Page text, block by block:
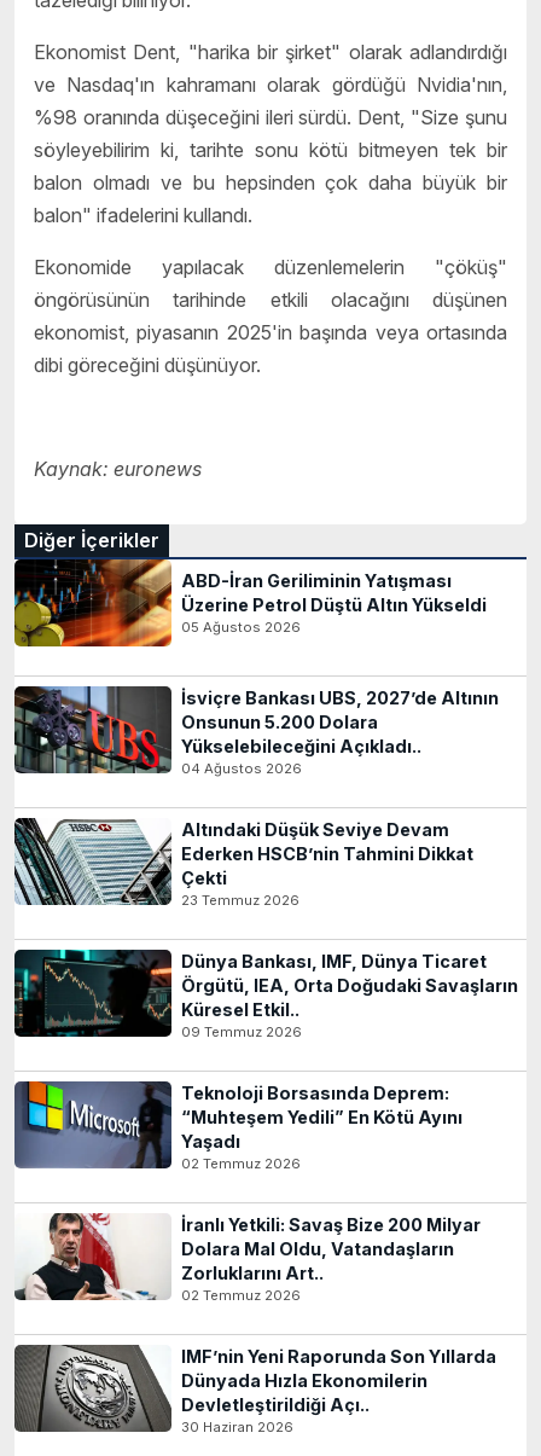
Ekonomist Dent, "harika bir şirket" olarak adlandırdığı
ve Nasdaq'ın kahramanı olarak gördüğü Nvidia'nın,
%98 oranında düşeceğini ileri sürdü. Dent, "Size şunu
söyleyebilirim ki, tarihte sonu kötü bitmeyen tek bir
balon olmadı ve bu hepsinden çok daha büyük bir
balon" ifadelerini kullandı.
Ekonomide yapılacak düzenlemelerin "çöküş"
öngörüsünün tarihinde etkili olacağını düşünen
ekonomist, piyasanın 2025'in başında veya ortasında
dibi göreceğini düşünüyor.
Kaynak: euronews
Diğer İçerikler
ABD-İran Geriliminin Yatışması
Üzerine Petrol Düştü Altın Yükseldi
05 Ağustos 2026
İsviçre Bankası UBS, 2027’de Altının
Onsunun 5.200 Dolara
Yükselebileceğini Açıkladı..
04 Ağustos 2026
Altındaki Düşük Seviye Devam
Ederken HSCB’nin Tahmini Dikkat
Çekti
23 Temmuz 2026
Dünya Bankası, IMF, Dünya Ticaret
Örgütü, IEA, Orta Doğudaki Savaşların
Küresel Etkil..
09 Temmuz 2026
Teknoloji Borsasında Deprem:
“Muhteşem Yedili” En Kötü Ayını
Yaşadı
02 Temmuz 2026
İranlı Yetkili: Savaş Bize 200 Milyar
Dolara Mal Oldu, Vatandaşların
Zorluklarını Art..
02 Temmuz 2026
IMF’nin Yeni Raporunda Son Yıllarda
Dünyada Hızla Ekonomilerin
Devletleştirildiği Açı..
30 Haziran 2026